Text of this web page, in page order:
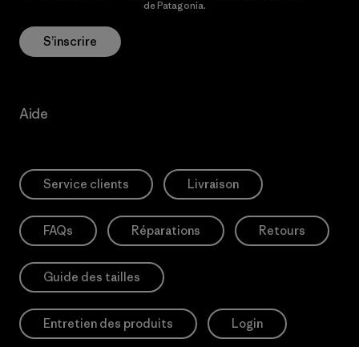
de Patagonia.
S’inscrire
Aide
Service clients Livraison
FAQs Réparations Retours
Guide des tailles
Entretien des produits Login